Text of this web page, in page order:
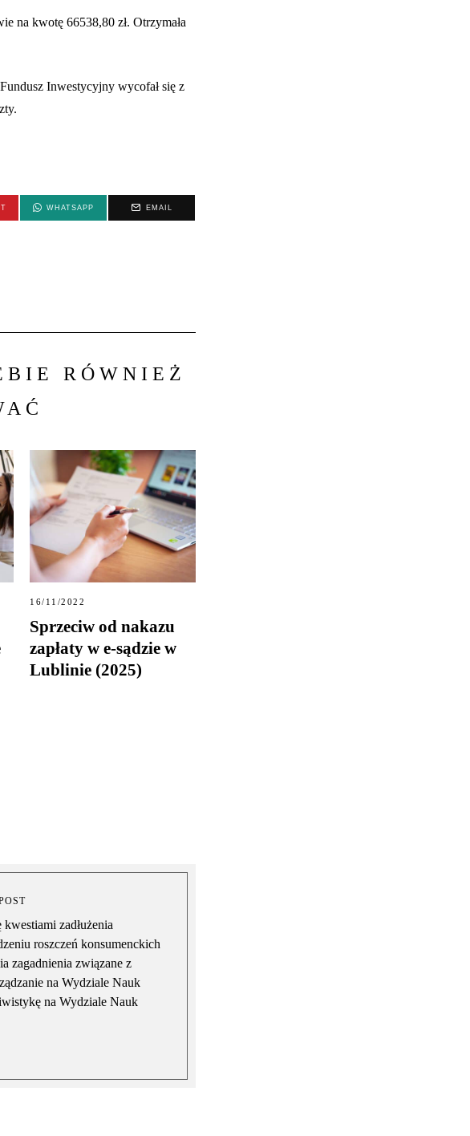
na kwotę 66538,80 zł. Otrzymała
Inwestycyjny wycofał się z
WHATSAPP EMAIL
RÓWNIEŻ
16/11/2022
Sprzeciw od nakazu
zapłaty w e-sądzie w
Lublinie (2025)
zadłużenia
roszczeń konsumenckich
zagadnienia związane z
na Wydziale Nauk
na Wydziale Nauk